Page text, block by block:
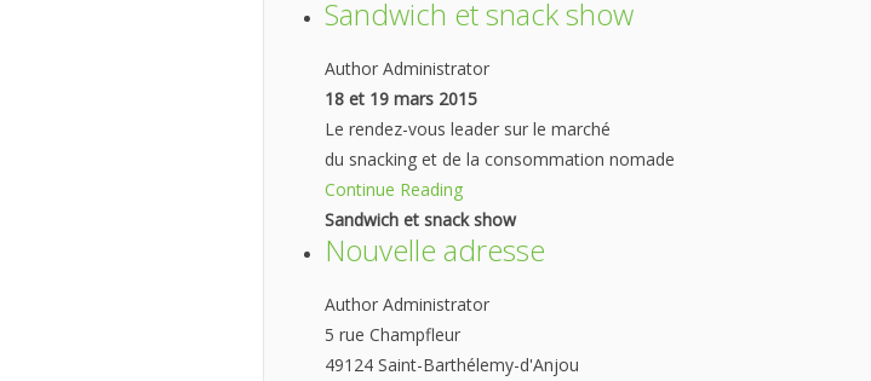
Sandwich et snack show
Author Administrator
18 et 19 mars 2015
Le rendez-vous leader sur le marché
du snacking et de la consommation nomade
Continue Reading
Sandwich et snack show
Nouvelle adresse
Author Administrator
5 rue Champfleur
49124 Saint-Barthélemy-d'Anjou